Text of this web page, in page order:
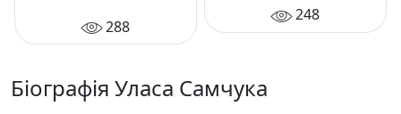
288
248
Біографія Уласа Самчука